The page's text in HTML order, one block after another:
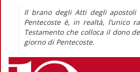
Il brano degli Atti degli apostoli
Pentecoste è, in realtà, l’unico
Testamento che colloca il dono
giorno di Pentecoste.